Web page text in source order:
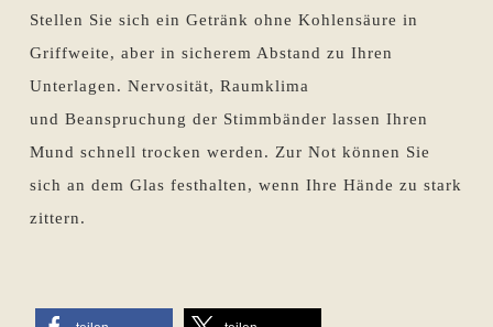
Stellen Sie sich ein Getränk ohne Kohlensäure in
Griffweite, aber in sicherem Abstand zu Ihren
Unterlagen. Nervosität, Raumklima
und Beanspruchung der Stimmbänder lassen Ihren
Mund schnell trocken werden. Zur Not können Sie
sich an dem Glas festhalten, wenn Ihre Hände zu stark
zittern.